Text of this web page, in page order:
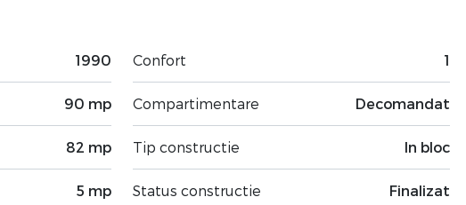
1990
90 mp
82 mp
5 mp
Confort 1
Compartimentare Decomandat
Tip constructie In bloc
Status constructie Finalizat